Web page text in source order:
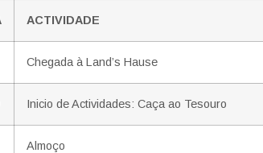
ACTIVIDADE
Chegada à Land’s Hause
Inicio de Actividades: Caça ao Tesouro
Almoço